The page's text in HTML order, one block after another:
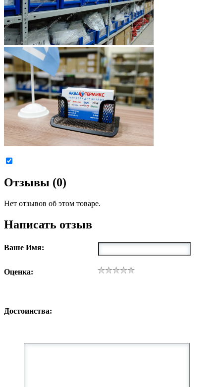
Отзывы (0)
Нет отзывов об этом товаре.
Написать отзыв
Ваше Имя:
Оценка:
Достоинства: